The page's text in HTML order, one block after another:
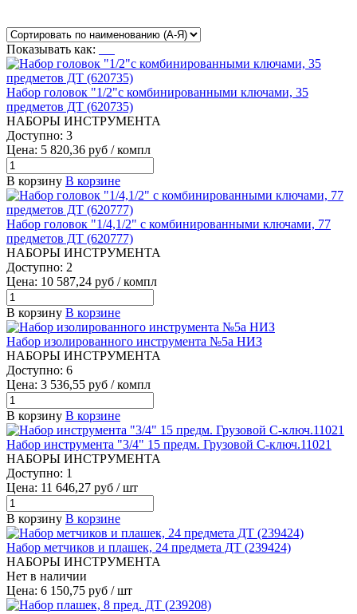
Показывать как:
Набор головок "1/2"с комбинированными ключами, 35
предметов ДТ (620735)
НАБОРЫ ИНСТРУМЕНТА
Доступно: 3
Цена: 5 820,36 руб / компл
В корзину В корзине
Набор головок "1/4,1/2" с комбинированными ключами, 77
предметов ДТ (620777)
НАБОРЫ ИНСТРУМЕНТА
Доступно: 2
Цена: 10 587,24 руб / компл
В корзину В корзине
Набор изолированного инструмента №5а НИЗ
НАБОРЫ ИНСТРУМЕНТА
Доступно: 6
Цена: 3 536,55 руб / компл
В корзину В корзине
Набор инструмента "3/4" 15 предм. Грузовой С-ключ.11021
НАБОРЫ ИНСТРУМЕНТА
Доступно: 1
Цена: 11 646,27 руб / шт
В корзину В корзине
Набор метчиков и плашек, 24 предмета ДТ (239424)
НАБОРЫ ИНСТРУМЕНТА
Нет в наличии
Цена: 6 150,75 руб / шт